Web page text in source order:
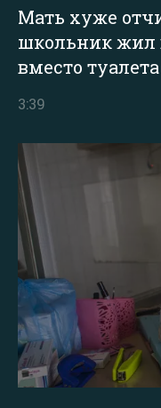
Мать хуже
школьник жил
вместо
3:39